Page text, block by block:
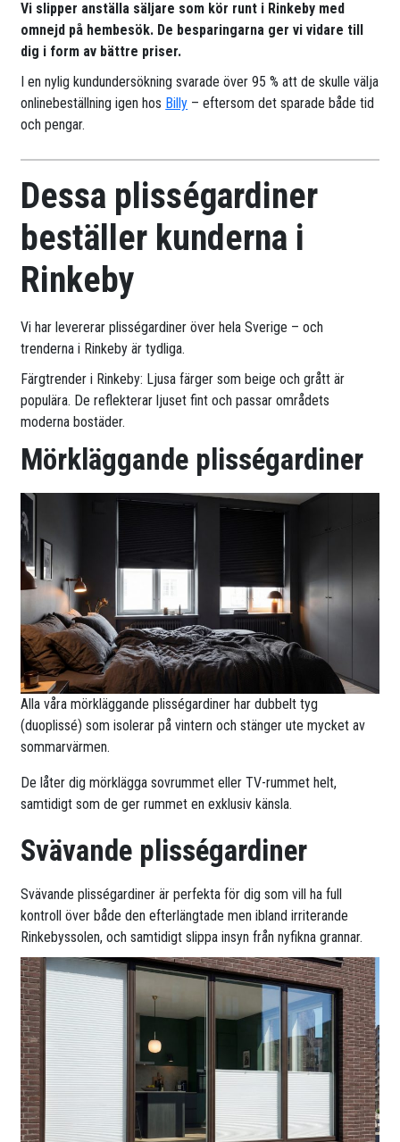
Vi slipper anställa säljare som kör runt i Rinkeby med
omnejd på hembesök. De besparingarna ger vi vidare till
dig i form av bättre priser.
I en nylig kundundersökning svarade över 95 % att de skulle välja
onlinebeställning igen hos Billy – eftersom det sparade både tid
och pengar.
Dessa plisségardiner
beställer kunderna i
Rinkeby
Vi har levererar plisségardiner över hela Sverige – och
trenderna i Rinkeby är tydliga.
Färgtrender i Rinkeby: Ljusa färger som beige och grått är
populära. De reflekterar ljuset fint och passar områdets
moderna bostäder.
Mörkläggande plisségardiner
Alla våra mörkläggande plisségardiner har dubbelt tyg
(duoplissé) som isolerar på vintern och stänger ute mycket av
sommarvärmen.
De låter dig mörklägga sovrummet eller TV-rummet helt,
samtidigt som de ger rummet en exklusiv känsla.
Svävande plisségardiner
Svävande plisségardiner är perfekta för dig som vill ha full
kontroll över både den efterlängtade men ibland irriterande
Rinkebyssolen, och samtidigt slippa insyn från nyfikna grannar.